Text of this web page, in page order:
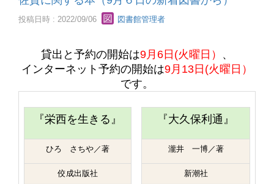
投稿日時 : 2022/09/06 図書館管理者
貸出と予約の開始は9月6日(火曜日） 、
インターネット予約の開始は9月13日(火曜日）
です。
『栄西を生きる』
ひろ さちや／著
佼成出版社
『大久保利通 』
瀧井 一博／著
新潮社